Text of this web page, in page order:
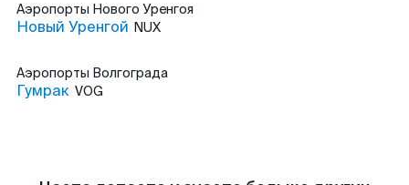
Аэропорты Нового Уренгоя
Новый Уренгой NUX
Аэропорты Волгограда
Гумрак VOG